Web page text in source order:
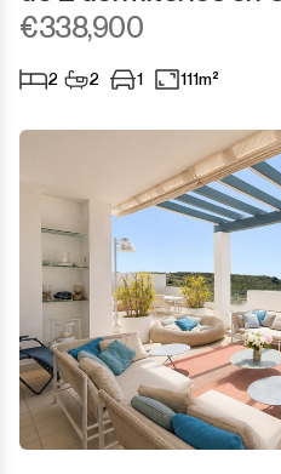
Sotogrande Marina
Valle Romano
Castellar de la Frontera
Jimena de la Frontera
Tarifa
€338,900
2 2 1 111m²